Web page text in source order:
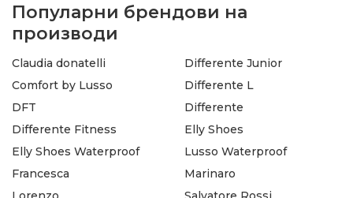
Популарни брендови на
производи
Claudia donatelli
Comfort by Lusso
DFT
Differente Fitness
Differente Junior
Differente L
Differente
Elly Shoes
Elly Shoes Waterproof
Francesca
Lusso Waterproof
Marinaro